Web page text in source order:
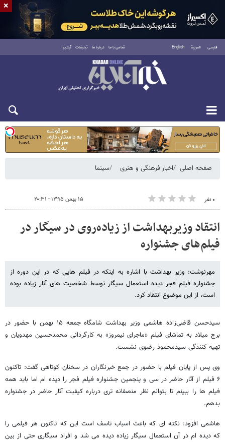
فارسی العربية English تماس با ما درباره ما تبلیغات آرشیو
شنبه ۱۷ مرداد ۱۴۰۵
صفحه اصلی اخبار فرهنگی و هنری سینما
۰ نفر ۱۵ بهمن ۱۳۹۵ - ۲۰:۳۱
انتقاد وزیربهداشت از زیاده‌روی در سیگار در
فیلم‌های جشنواره
مهرنوشت: وزیر بهداشت با اشاره به اینکه در فیلم هایی که در این دوره از
جشنواره فیلم فجر دیده استعمال سیگار توسط شخصیت های آثار زیاده بوده
است، از این موضوع انتقاد کرد.
سیدحسن قاضی‌زاده هاشمی وزیر بهداشت شامگاه جمعه ۱۵ بهمن با حضور در
برج میلاد به تماشای فیلم «ماجرای نیمروز» به کارگردانی محمدحسین مهدویان و
تهیه کنندگی سیدمحمود رضوی نشست.
وی پس از پایان فیلم با حضور در جمع خبرنگاران در سخنان کوتاهی گفت: تاکنون
۶ فیلم از آثار حاضر در سی و پنجمین جشنواره فیلم فجر را دیده ام اما باید همه
فیلم ها را ببینم تا بتوانم نظر منصفانه تری درباره کیفیت آثار حاضر در جشنواره
بدهم.
هاشمی افزود: نکته ای که باعث اسباب تاسف است این که تاکنون هر فیلمی را
که دیده ام در آن استعمال سیگار زیاده دیده می شد و افراد سیگاری حتی از بین
×